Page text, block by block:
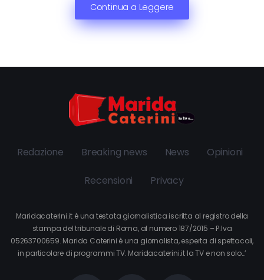
Continua a Leggere
Redazione Breaking news News Opinioni
Recensioni Privacy
Maridacaterini.it è una testata giornalistica iscritta al registro della
stampa del tribunale di Roma, al numero 187/2015 – P.Iva
05263700659. Marida Caterini è una giornalista, esperta di spettacoli,
in particolare di programmi TV. Maridacaterini.it la TV e non solo…’